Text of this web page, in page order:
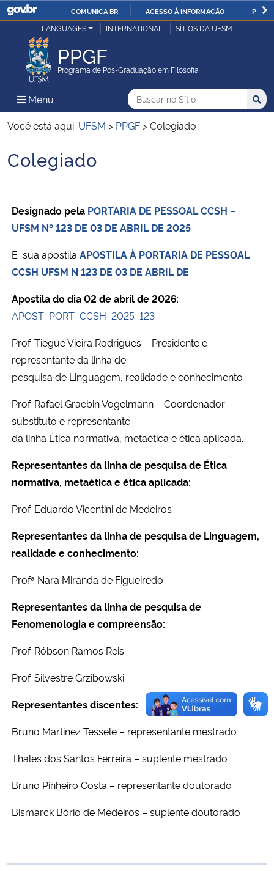
IR
COMUNICA BR ACESSO À INFORMAÇÃO
Ministério da Justiça e Segurança Pública
Ministério da Defesa
Ministério das Relações Exteriores
Ministério da Economia
Ministério da Agricultura, Pecuária e Abastecimento
Ministério da Educação
Ministério da Saúde
Ministério de Minas e Energia
Ministério da Ciência, Tecnologia, Inovações e Comunicações
Ministério do Desenvolvimento Regional
Controladoria-Geral da União
Ministério da Mulher, da Família e dos Direitos Humanos
Secretaria-Geral
Secretaria de Governo
Advocacia-Geral da União
Banco Central do Brasil
Planalto
LANGUAGES INTERNATIONAL SÍTIOS DA UFSM
PPGF
Programa de Pós-Graduação em Filosofia
Menu Menu Principal do Sítio
Busca
Buscar no no Sítio
Busca:
Você está aqui: UFSM > PPGF >Colegiado
Início do conteúdo
Colegiado
Designado pela PORTARIA DE PESSOAL CCSH –
UFSM Nº 123 DE 03 DE ABRIL DE 2025
E sua apostila APOSTILA À PORTARIA DE PESSOAL
CCSH UFSM N 123 DE 03 DE ABRIL DE
Apostila do dia 02 de abril de 2026:
APOST_PORT_CCSH_2025_123
Prof. Tiegue Vieira Rodrigues – Presidente e
representante da linha de
pesquisa de Linguagem, realidade e conhecimento
Prof. Rafael Graebin Vogelmann – Coordenador
substituto e representante
da linha Ética normativa, metaética e ética aplicada.
Representantes da linha de pesquisa de Ética
normativa, metaética e ética aplicada:
Prof. Eduardo Vicentini de Medeiros
Representantes da linha de pesquisa de Linguagem,
realidade e conhecimento:
Profª Nara Miranda de Figueiredo
Representantes da linha de pesquisa de
Fenomenologia e compreensão:
Prof. Róbson Ramos Reis
Prof. Silvestre Grzibowski
Representantes discentes:
Bruno Martinez Tessele – representante mestrado
Thales dos Santos Ferreira – suplente mestrado
Bruno Pinheiro Costa – representantedoutorado
Bismarck Bório de Medeiros – suplente doutorado